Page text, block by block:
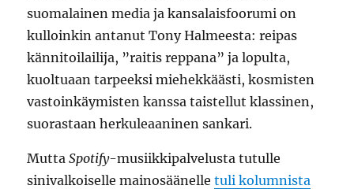
suomalainen media ja kansalaisfoorumi on
kulloinkin antanut Tony Halmeesta: reipas
kännitoilailija, ”raitis reppana” ja lopulta,
kuoltuaan tarpeeksi miehekkäästi, kosmisten
vastoinkäymisten kanssa taistellut klassinen,
suorastaan herkuleaaninen sankari.
MuttaSpotify-musiikkipalvelusta tutulle
sinivalkoiselle mainosäänelletuli kolumnista